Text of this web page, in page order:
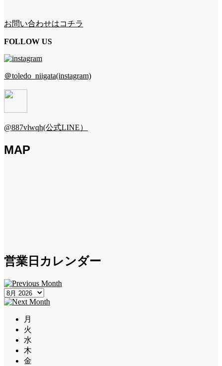
お問い合わせはコチラ
FOLLOW US
＠toledo_niigata(instagram)
@887vlwqh(公式LINE）
MAP
営業日カレンダー
月
火
水
木
金